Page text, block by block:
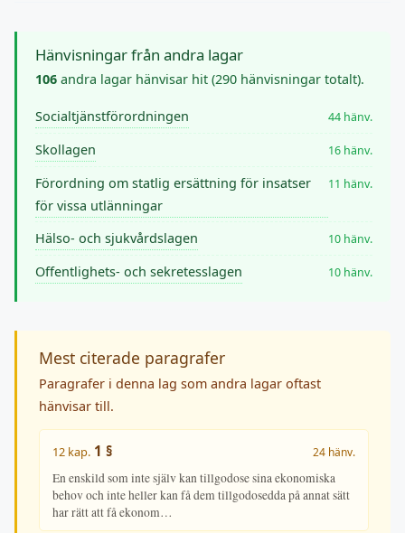
Hänvisningar från andra lagar
106 andra lagar hänvisar hit (290 hänvisningar totalt).
Socialtjänstförordningen 44 hänv.
Skollagen 16 hänv.
Förordning om statlig ersättning för insatser
för vissa utlänningar
11 hänv.
Hälso- och sjukvårdslagen 10 hänv.
Offentlighets- och sekretesslagen 10 hänv.
Mest citerade paragrafer
Paragrafer i denna lag som andra lagar oftast
hänvisar till.
12 kap. 1 § 24 hänv.
En enskild som inte själv kan tillgodose sina ekonomiska
behov och inte heller kan få dem tillgodosedda på annat sätt
har rätt att få ekonom…